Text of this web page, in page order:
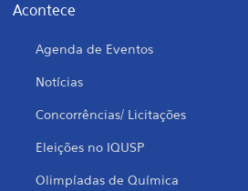
Acontece
Agenda de Eventos
Notícias
Concorrências/ Licitações
Eleições no IQUSP
Olimpíadas de Química